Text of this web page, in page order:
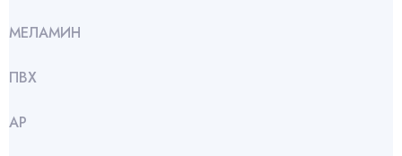
МЕЛАМИН
ПВХ
АР